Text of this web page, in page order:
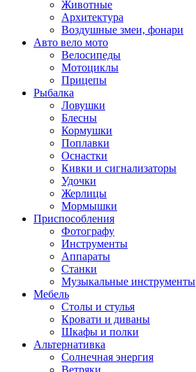
Животные
Архитектура
Воздушные змеи, фонари
Авто вело мото
Велосипеды
Мотоциклы
Прицепы
Рыбалка
Ловушки
Блесны
Кормушки
Поплавки
Оснастки
Кивки и сигнализаторы
Удочки
Жерлицы
Мормышки
Приспособления
Фотографу
Инструменты
Аппараты
Станки
Музыкальные инструменты
Мебель
Столы и стулья
Кровати и диваны
Шкафы и полки
Альтернативка
Солнечная энергия
Ветряки